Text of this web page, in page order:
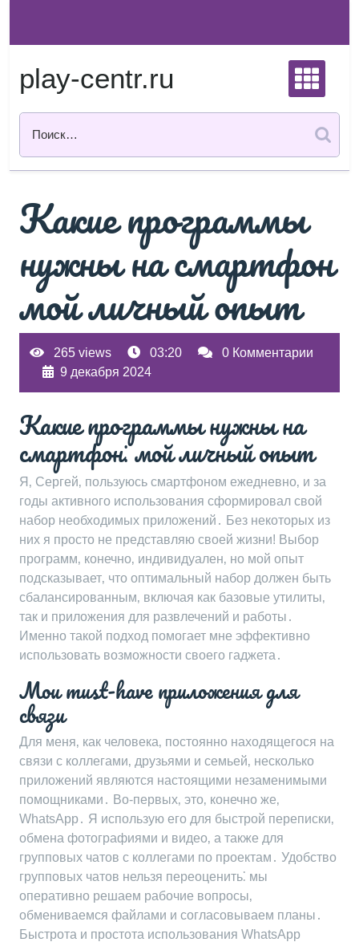
содержимому
play-centr.ru
Какие программы
нужны на смартфон
мой личный опыт
265 views 03:20
0 Комментарии
9 декабря 2024
Какие программы нужны на
смартфон⁚ мой личный опыт
Я‚ Сергей‚ пользуюсь смартфоном ежедневно‚ и за
годы активного использования сформировал свой
набор необходимых приложений․ Без некоторых из
них я просто не представляю своей жизни! Выбор
программ‚ конечно‚ индивидуален‚ но мой опыт
подсказывает‚ что оптимальный набор должен быть
сбалансированным‚ включая как базовые утилиты‚
так и приложения для развлечений и работы․
Именно такой подход помогает мне эффективно
использовать возможности своего гаджета․
Мои must-have приложения для
связи
Для меня‚ как человека‚ постоянно находящегося на
связи с коллегами‚ друзьями и семьей‚ несколько
приложений являются настоящими незаменимыми
помощниками․ Во-первых‚ это‚ конечно же‚
WhatsApp․ Я использую его для быстрой переписки‚
обмена фотографиями и видео‚ а также для
групповых чатов с коллегами по проектам․ Удобство
групповых чатов нельзя переоценить⁚ мы
оперативно решаем рабочие вопросы‚
обмениваемся файлами и согласовываем планы․
Быстрота и простота использования WhatsApp